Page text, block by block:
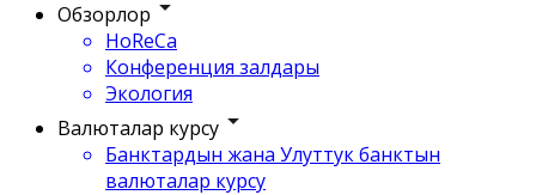
Обзорлор
HoReCa
Конференция залдары
Экология
Валюталар курсу
Банктардын жана Улуттук банктын
валюталар курсу